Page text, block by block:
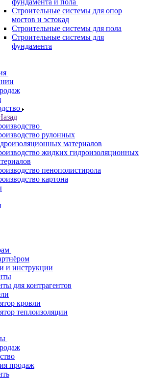
фундамента и пола
Строительные системы для опор
мостов и эстокад
Строительные системы для пола
Строительные системы для
фундамента
рулонных
материалов
жидких гидроизоляционных
пенополистирола
картона
и инструкции
для контрагентов
кровли
теплоизоляции
продаж